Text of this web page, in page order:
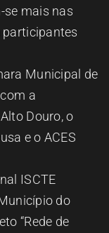
se mais nas
Municipal de
a
Douro, o
e o ACES
ISCTE
do
“Rede de